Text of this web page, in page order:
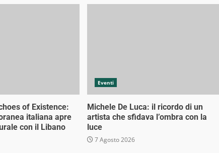
of Existence:
italiana apre
con il Libano
Eventi
Michele De Luca: il ricordo di un
artista che sfidava l’ombra con la
luce
7 Agosto 2026